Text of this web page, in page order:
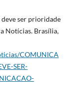
ser prioridade
Notícias. Brasília,
COMUNICA
SER-